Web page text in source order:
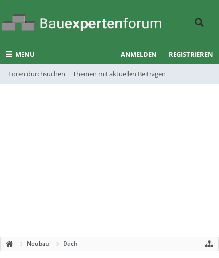
MENU
Foren durchsuchen Themen mit aktuellen Beiträgen
ANMELDEN REGISTRIEREN
Neubau Dach